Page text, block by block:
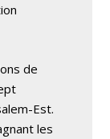
de
Est.
les